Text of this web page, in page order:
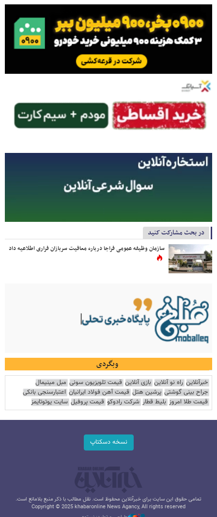
در بحث مشارکت کنید
سازمان وظیفه عمومی فراجا درباره معافیت سربازان فراری اطلاعیه داد
وبگردی
خبرآنلاین راه نو آنلاین بازی آنلاین قیمت تلویزیون سونی مبل مینیمال
جراح بینی گوشتی پرشین هتل قیمت آهن فولاد ایرانیان اعتبارسنجی بانکی
قیمت طلا امروز بلیط قطار شرکت رادوکو قیمت پروفیل سایت یوتوتایمز
نسخه دسکتاپ
تمامی حقوق این سایت برای خبرآنلاین محفوظ است. نقل مطالب با ذکر منبع بلامانع است.
Copyright © 2025 khabaronline News Agancy, All rights reserved